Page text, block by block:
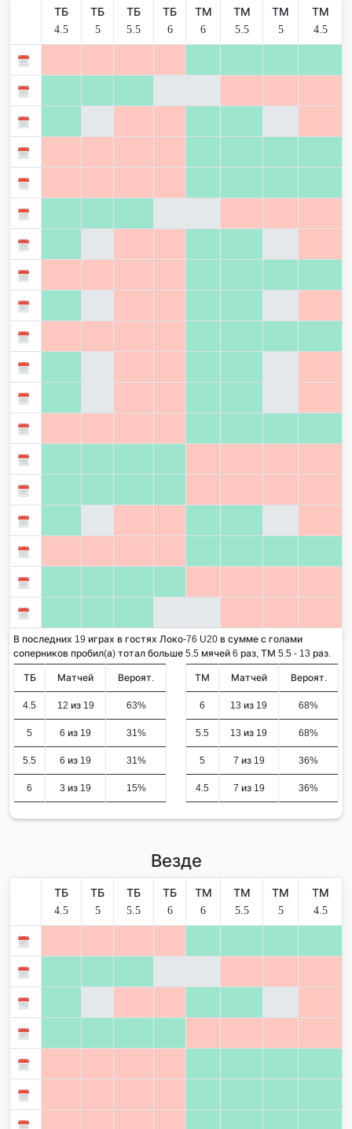
ТБ
4.5
ТБ
5
ТБ
5.5
ТБ
6
ТМ
6
ТМ
5.5
ТМ
5
ТМ
4.5
В последних 19 играх в гостях Локо-76 U20 в сумме с голами
соперников пробил(а) тотал больше 5.5 мячей 6 раз, ТМ 5.5 - 13 раз.
ТБ Матчей Вероят.
4.5 12 из 19 63%
5 6 из 19 31%
5.5 6 из 19 31%
6 3 из 19 15%
ТМ Матчей Вероят.
6 13 из 19 68%
5.5 13 из 19 68%
5 7 из 19 36%
4.5 7 из 19 36%
Везде
ТБ
4.5
ТБ
5
ТБ
5.5
ТБ
6
ТМ
6
ТМ
5.5
ТМ
5
ТМ
4.5